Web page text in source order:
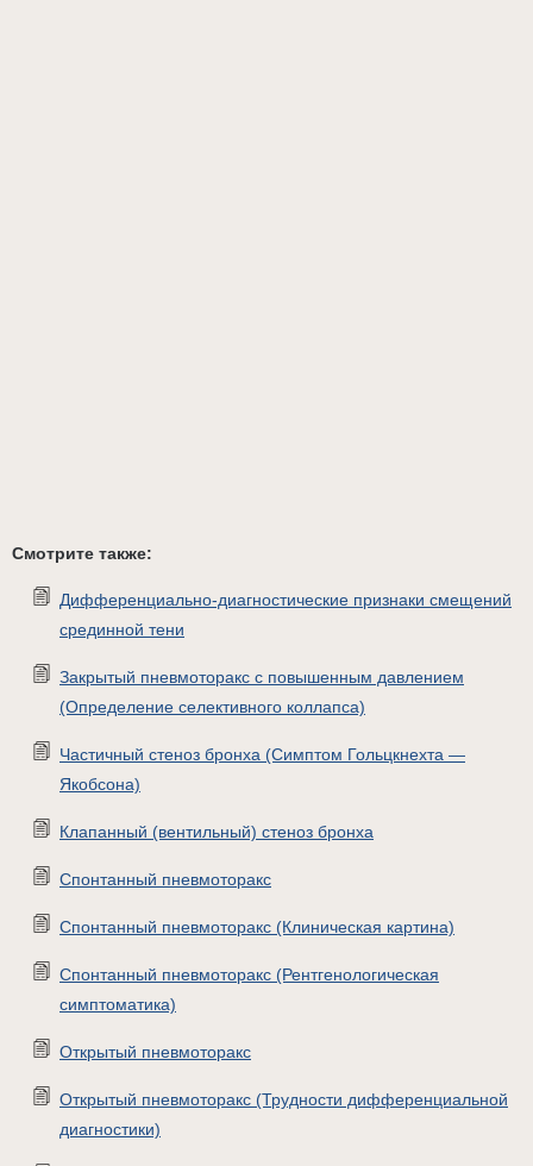
Смотрите также:
Дифференциально-диагностические признаки смещений
срединной тени
Закрытый пневмоторакс с повышенным давлением
(Определение селективного коллапса)
Частичный стеноз бронха (Симптом Гольцкнехта —
Якобсона)
Клапанный (вентильный) стеноз бронха
Спонтанный пневмоторакс
Спонтанный пневмоторакс (Клиническая картина)
Спонтанный пневмоторакс (Рентгенологическая
симптоматика)
Открытый пневмоторакс
Открытый пневмоторакс (Трудности дифференциальной
диагностики)